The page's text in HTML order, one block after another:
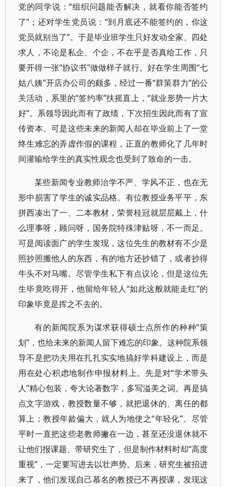
党的同学说：“组织问题能否解决，就看你能否签约
了”；还对学生党员说：“到月底还不能签约的，你这
党员就别当了”。于是毕业班学生只好发动全家、四处
求人，不论是私企、个企，不在乎是否真给工作，只
要开得一张“协议书”做做样子就行。好在学生周围“七
姑八姨”开店办公司的颇多，经过一番“群策群力”的公
关活动，系里的“签约率”扶摇直上，“就业形势一片大
好”。系领导因此而有了政绩，下次招生因此而有了宣
传资本。可是这些未来的新闻人却在毕业前上了一堂
终生难忘的弄虚作假的课程，正直的教师化了几年时
间灌输给学生的真实性观念也受到了致命的一击。
某些新闻专业教师治学不严、学风不正，也在无
形中损害了学生的诚实品格。有位教授业务平平，东
拼西凑出了一、二本教材，荣誉桂冠就层层戴上，什
么理事呀，顾问呀，国务院特殊津贴呀，不一而足。
可是阅读面广的学生发现，这位先生的教材有不少是
照抄照搬他人的东西，有的地方还抄错了，或者抄得
牛头不对马嘴。尽管学生私下有点议论，但是这位先
生毕竟吃得开，他留给年轻人“如此这般就能走红”的
印象毕竟是挥之不去的。
有的新闻院系为谋求获得硕士点所作的种种“策
划”，也给未来的新闻人留下难忘的印象。这种院系领
导不是把功夫用在扎扎实实地搞好学科建设上，而是
用在处心积虑地制作申报材料上。先是对“学术带头
人”精心包装，夸大论著数字，多写溢美之词。再是搞
点文字游戏，教授数量不够，就把退休的、离任的都
算上；教授年龄偏大，就人为地使之“年轻化”。尽管
平时一直把这些老教师撇在一边，甚至还没退休就不
让他们报课题、带研究生了，但是制作材料时却“高度
重视”，一定要写进去以壮声势。后来，研究生被招进
来了，他们发现自己慕名的教授已不再授课，发现这